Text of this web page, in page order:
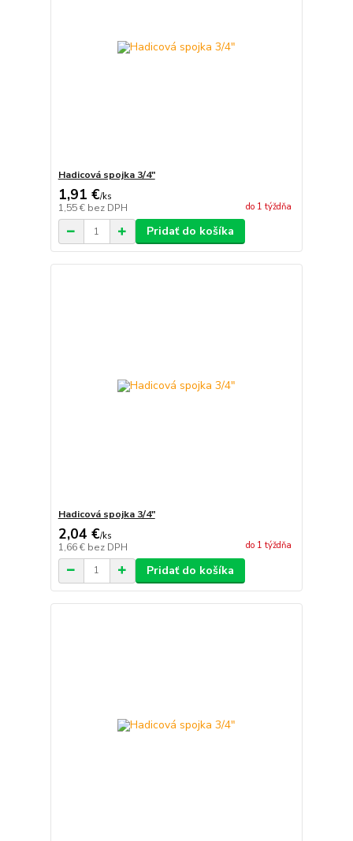
Hadicová spojka 3/4"
1,91 €/ks
1,55 € bez DPH do 1 týždňa
Pridať do košíka
Hadicová spojka 3/4"
2,04 €/ks
1,66 € bez DPH do 1 týždňa
Pridať do košíka